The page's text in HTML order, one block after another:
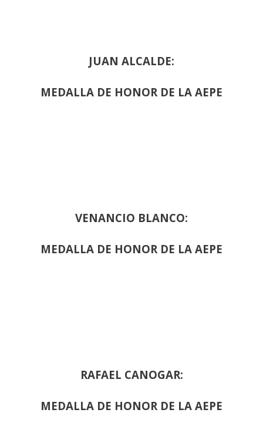
JUAN ALCALDE:
MEDALLA DE HONOR DE LA AEPE
VENANCIO BLANCO:
MEDALLA DE HONOR DE LA AEPE
RAFAEL CANOGAR:
MEDALLA DE HONOR DE LA AEPE